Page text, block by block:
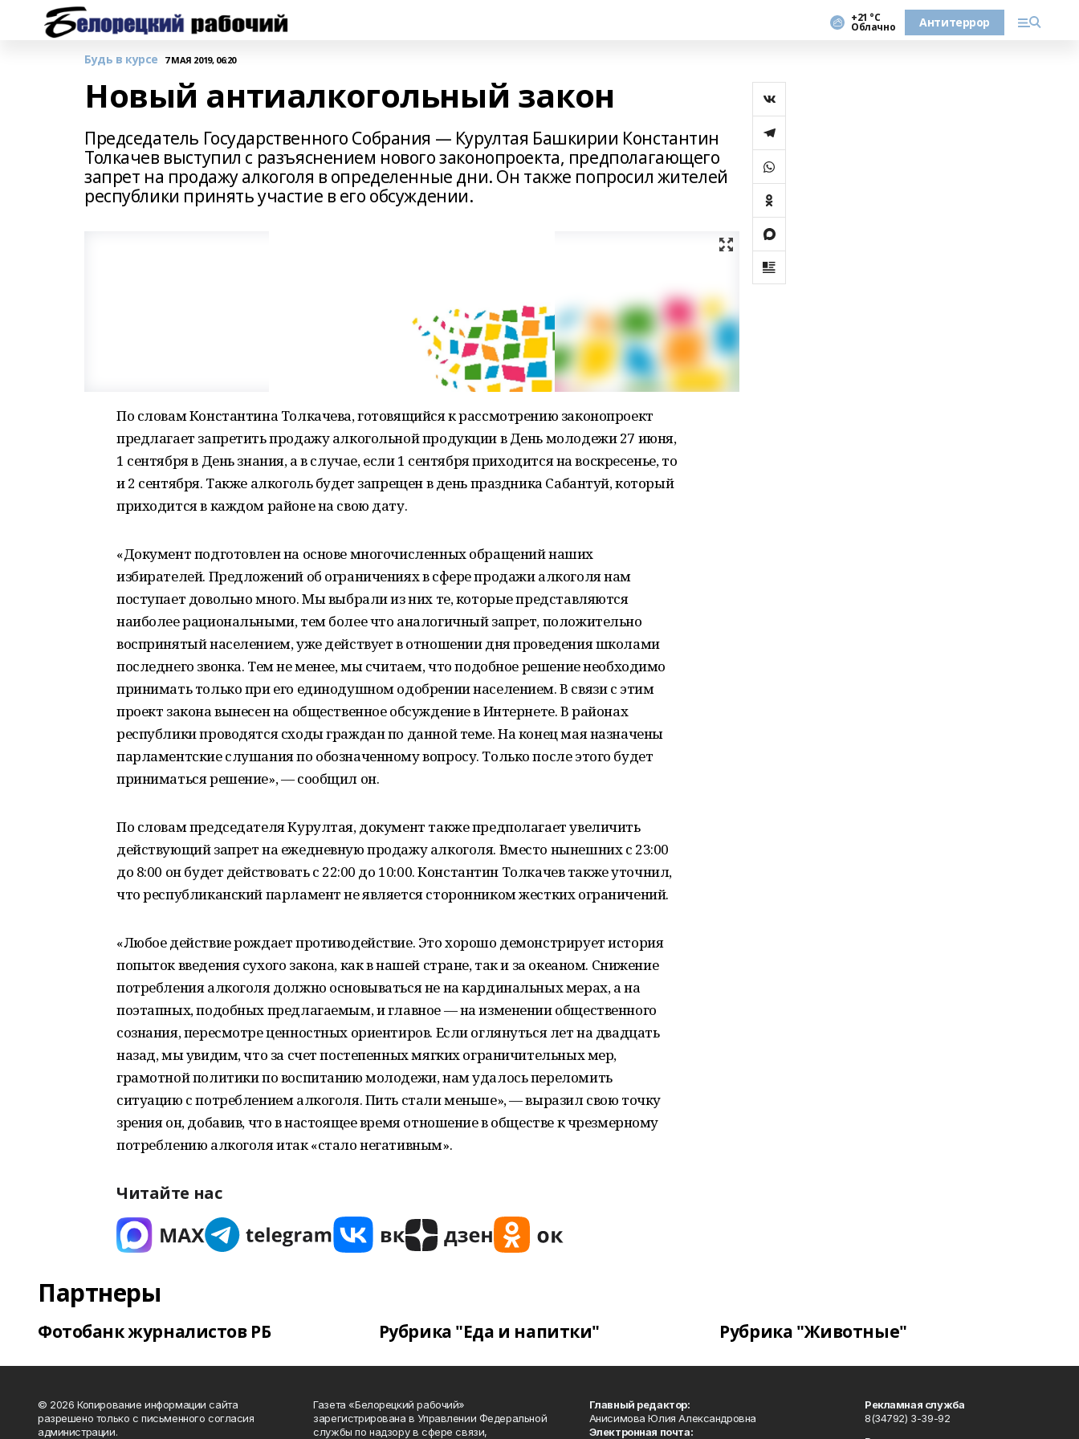
+21 °С
Облачно Антитеррор
Будь в курсе 7 МАЯ 2019, 06:20
Новый антиалкогольный закон
Председатель Государственного Собрания — Курултая Башкирии Константин
Толкачев выступил с разъяснением нового законопроекта, предполагающего
запрет на продажу алкоголя в определенные дни. Он также попросил жителей
республики принять участие в его обсуждении.
По словам Константина Толкачева, готовящийся к рассмотрению законопроект
предлагает запретить продажу алкогольной продукции в День молодежи 27 июня,
1 сентября в День знания, а в случае, если 1 сентября приходится на воскресенье, то
и 2 сентября. Также алкоголь будет запрещен в день праздника Сабантуй, который
приходится в каждом районе на свою дату.
«Документ подготовлен на основе многочисленных обращений наших
избирателей. Предложений об ограничениях в сфере продажи алкоголя нам
поступает довольно много. Мы выбрали из них те, которые представляются
наиболее рациональными, тем более что аналогичный запрет, положительно
воспринятый населением, уже действует в отношении дня проведения школами
последнего звонка. Тем не менее, мы считаем, что подобное решение необходимо
принимать только при его единодушном одобрении населением. В связи с этим
проект закона вынесен на общественное обсуждение в Интернете. В районах
республики проводятся сходы граждан по данной теме. На конец мая назначены
парламентские слушания по обозначенному вопросу. Только после этого будет
приниматься решение», — сообщил он.
По словам председателя Курултая, документ также предполагает увеличить
действующий запрет на ежедневную продажу алкоголя. Вместо нынешних с 23:00
до 8:00 он будет действовать с 22:00 до 10:00. Константин Толкачев также уточнил,
что республиканский парламент не является сторонником жестких ограничений.
«Любое действие рождает противодействие. Это хорошо демонстрирует история
попыток введения сухого закона, как в нашей стране, так и за океаном. Снижение
потребления алкоголя должно основываться не на кардинальных мерах, а на
поэтапных, подобных предлагаемым, и главное — на изменении общественного
сознания, пересмотре ценностных ориентиров. Если оглянуться лет на двадцать
назад, мы увидим, что за счет постепенных мягких ограничительных мер,
грамотной политики по воспитанию молодежи, нам удалось переломить
ситуацию с потреблением алкоголя. Пить стали меньше», — выразил свою точку
зрения он, добавив, что в настоящее время отношение в обществе к чрезмерному
потреблению алкоголя итак «стало негативным».
Читайте нас
Партнеры
Фотобанк журналистов РБ Рубрика "Еда и напитки" Рубрика "Животные"
© 2026 Копирование информации сайта
разрешено только с письменного согласия
администрации.
Газета «Белорецкий рабочий»
зарегистрирована в Управлении Федеральной
службы по надзору в сфере связи,
Главный редактор:
Анисимова Юлия Александровна
Электронная почта:
Рекламная служба
8(34792) 3-39-92